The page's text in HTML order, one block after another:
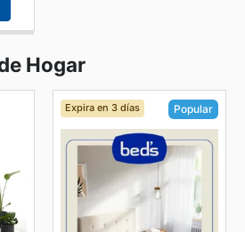
Hogar
Expira en 3 días Popular